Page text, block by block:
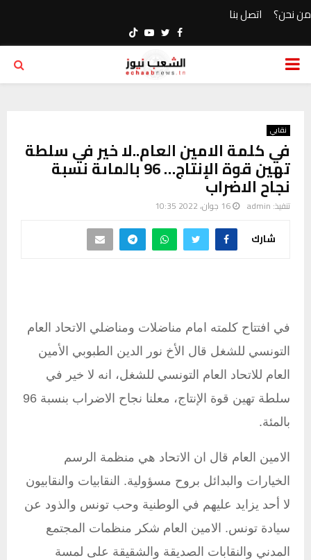
من نحن؟ اتصل بنا
Facebook
Twitter
Youtube
PRIMARY
نقابي
في كلمة الامين العام..لا خير في سلطة
تهين قوة الإنتاج… 96 بالماىة نسبة
نجاح الاضراب
تنفيذ: admin 16 جوان، 2022 10:35
شارك
في افتتاح كلمته امام مناضلات ومناضلي الاتحاد العام
التونسي للشغل قال الأخ نور الدين الطبوبي الأمين
العام للاتحاد العام التونسي للشغل، انه لا خير في
سلطة تهين قوة الإنتاج، معلنا نجاح الاضراب بنسبة 96
بالمئة.
الامين العام قال ان الاتحاد هي منظمة الرسم
الخيارات والبدائل بروح مسؤولية. النقابيات والنقابيون
لا أحد يزايد عليهم في الوطنية وحب تونس والذود عن
سيادة تونس. الامين العام شكر منظمات المجتمع
المدني والنقابات الصديقة والشقيقة على لمسة